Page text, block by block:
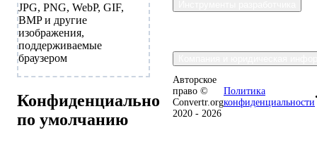
JPG, PNG, WebP, GIF,
BMP и другие
изображения,
поддерживаемые
браузером
Конфиденциально
по умолчанию
Авторское
право ©
Convertr.org
2020 - 2026
Политика
конфиденциальности